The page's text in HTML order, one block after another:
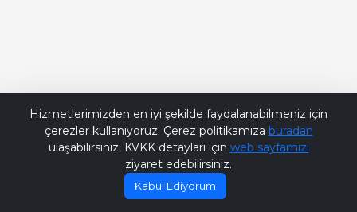
Hizmetlerimizden en iyi şekilde faydalanabilmeniz için
çerezler kullanıyoruz. Çerez politikamıza buradan
ulaşabilirsiniz. KVKK detayları için web sayfamızı
ziyaret edebilirsiniz.
Kabul Ediyorum
Bana Soru Sor | Ask Me